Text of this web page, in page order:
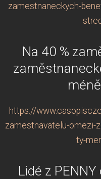
zamestnaneckych-
Na 40 %
https://
zamestnavatelu-omezi-
ty-
Lidé z